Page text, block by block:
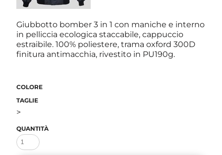
Giubbotto bomber 3 in 1 con maniche e interno
in pelliccia ecologica staccabile, cappuccio
estraibile. 100% poliestere, trama oxford 300D
finitura antimacchia, rivestito in PU190g.
COLORE
TAGLIE
>
QUANTITÀ